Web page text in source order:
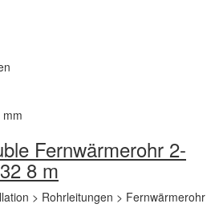
Fernwärmerohr 2-
8 m
> Rohrleitungen > Fernwärmerohr